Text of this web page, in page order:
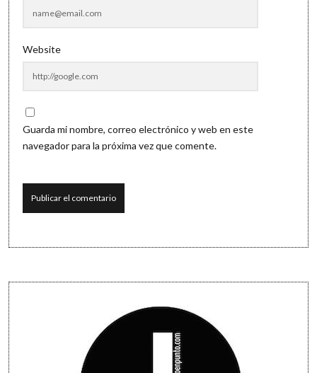
Website
Guarda mi nombre, correo electrónico y web en este
navegador para la próxima vez que comente.
Sidebar